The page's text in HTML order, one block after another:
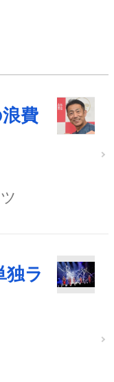
費
独ラ